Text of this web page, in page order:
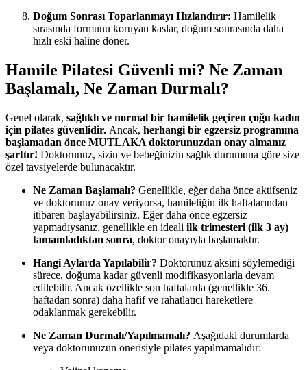
Doğum Sonrası Toparlanmayı Hızlandırır: Hamilelik
sırasında formunu koruyan kaslar, doğum sonrasında daha
hızlı eski haline döner.
Hamile Pilatesi Güvenli mi? Ne Zaman
Başlamalı, Ne Zaman Durmalı?
Genel olarak, sağlıklı ve normal bir hamilelik geçiren çoğu kadın
için pilates güvenlidir. Ancak, herhangi bir egzersiz programına
başlamadan önce MUTLAKA doktorunuzdan onay almanız
şarttır! Doktorunuz, sizin ve bebeğinizin sağlık durumuna göre size
özel tavsiyelerde bulunacaktır.
Ne Zaman Başlamalı? Genellikle, eğer daha önce aktifseniz
ve doktorunuz onay veriyorsa, hamileliğin ilk haftalarından
itibaren başlayabilirsiniz. Eğer daha önce egzersiz
yapmadıysanız, genellikle en ideali ilk trimesteri (ilk 3 ay)
tamamladıktan sonra, doktor onayıyla başlamaktır.
Hangi Aylarda Yapılabilir? Doktorunuz aksini söylemediği
sürece, doğuma kadar güvenli modifikasyonlarla devam
edilebilir. Ancak özellikle son haftalarda (genellikle 36.
haftadan sonra) daha hafif ve rahatlatıcı hareketlere
odaklanmak gerekebilir.
Ne Zaman Durmalı/Yapılmamalı? Aşağıdaki durumlarda
veya doktorunuzun önerisiyle pilates yapılmamalıdır: